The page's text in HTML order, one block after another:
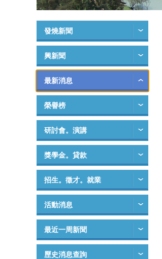
發燒新聞
興新聞
最新消息
榮譽榜
研討會。演講
獎學金。貸款
招生。徵才。就業
活動消息
最近一周新聞
歷史消息查詢